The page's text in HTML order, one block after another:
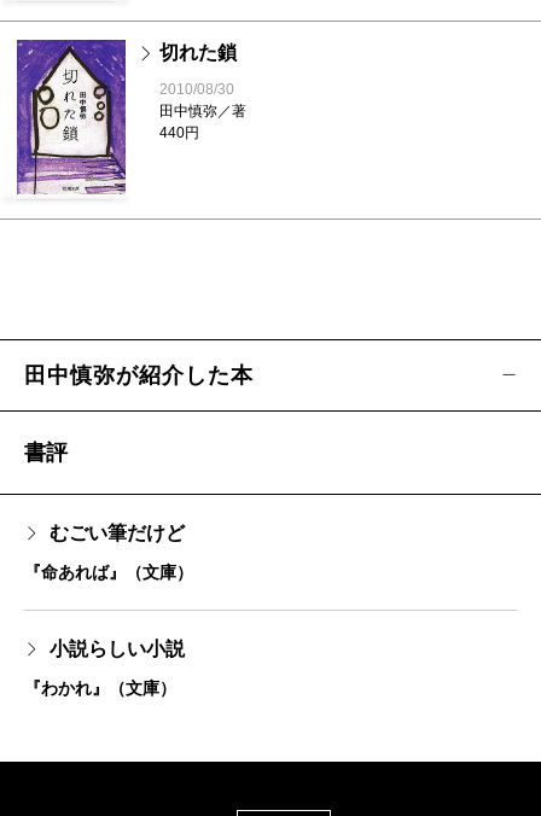
切れた鎖
2010/08/30
田中慎弥／著
440円
田中慎弥が紹介した本
書評
むごい筆だけど
『命あれば』（文庫）
小説らしい小説
『わかれ』（文庫）